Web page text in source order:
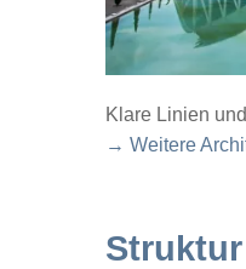
Klare Linien
→ Weitere